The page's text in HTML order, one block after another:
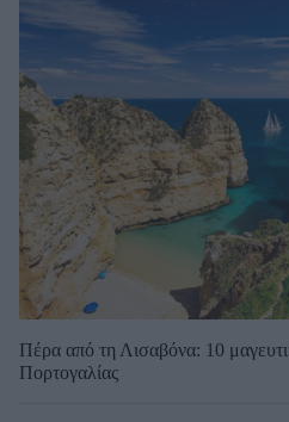
Πέρα από τη Λισαβόνα: 10
Πορτογαλίας